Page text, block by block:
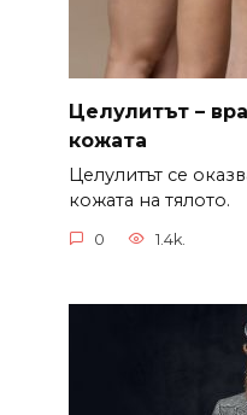
Целулитът –
кожата
Целулитът се
кожата на тялото.
0 1.4k.